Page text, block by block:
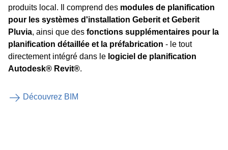
produits local. Il comprend des modules de planification
pour les systèmes d'installation Geberit et Geberit
Pluvia, ainsi que des fonctions supplémentaires pour la
planification détaillée et la préfabrication - le tout
directement intégré dans le logiciel de planification
Autodesk® Revit®.
Découvrez BIM